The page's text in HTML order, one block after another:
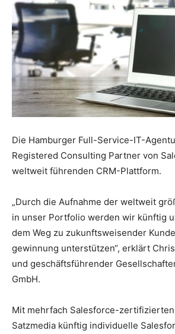
Die Hamburger Full-Service-IT-
Registered Consulting Partner von
weltweit führenden CRM-Plattform.
„Durch die Aufnahme der weltweit
in unser Portfolio werden wir künftig
dem Weg zu zukunftsweisender
gewinnung unterstützen“, erklärt
und geschäftsführender
GmbH.
Mit mehrfach Salesforce-
Satzmedia künftig individuelle